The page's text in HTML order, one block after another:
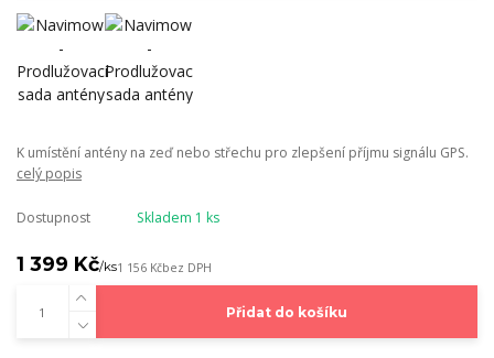
K umístění antény na zeď nebo střechu pro zlepšení příjmu signálu GPS.
celý popis
Dostupnost Skladem 1 ks
1 399 Kč/ks1 156 Kčbez DPH
Přidat do košíku